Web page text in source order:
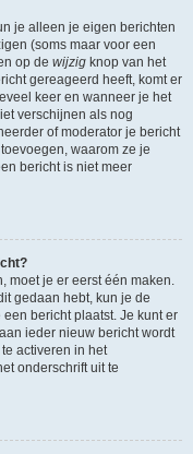
je alleen je eigen berichten
(soms maar voor een
op de wijzig knop van het
gereageerd heeft, komt er
keer en wanneer je het
verschijnen als nog
of moderator je bericht
waarom ze je
bericht is niet meer
moet je er eerst één maken.
gedaan hebt, kun je de
bericht plaatst. Je kunt er
ieder nieuw bericht wordt
activeren in het
onderschrift uit te